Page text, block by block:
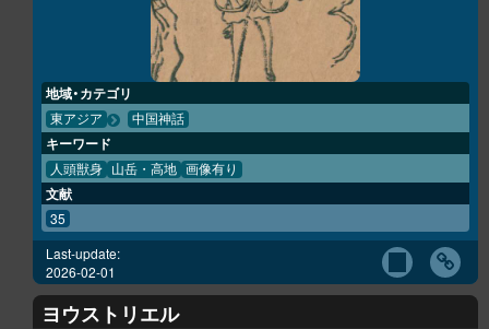
地域・カテゴリ
東アジア 中国神話
キーワード
人頭獣身 山岳・高地 画像有り
文献
35
Last-update:
2026-02-01
ヨウストリエル